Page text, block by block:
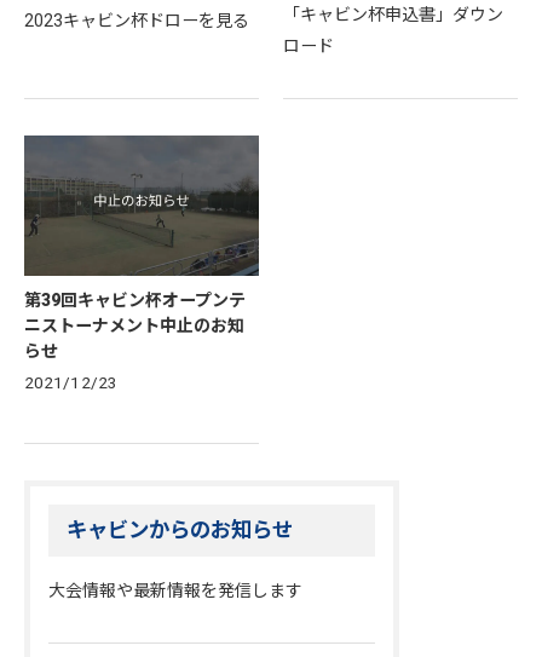
2023キャビン杯ドローを見る
「キャビン杯申込書」ダウン
ロード
第39回キャビン杯オープンテ
ニストーナメント中止のお知
らせ
2021/12/23
キャビンからのお知らせ
大会情報や最新情報を発信します